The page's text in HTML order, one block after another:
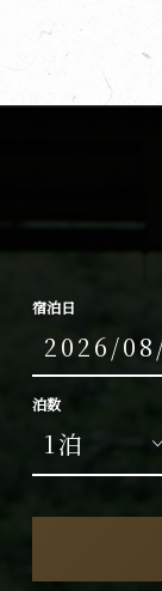
宿泊日
泊数